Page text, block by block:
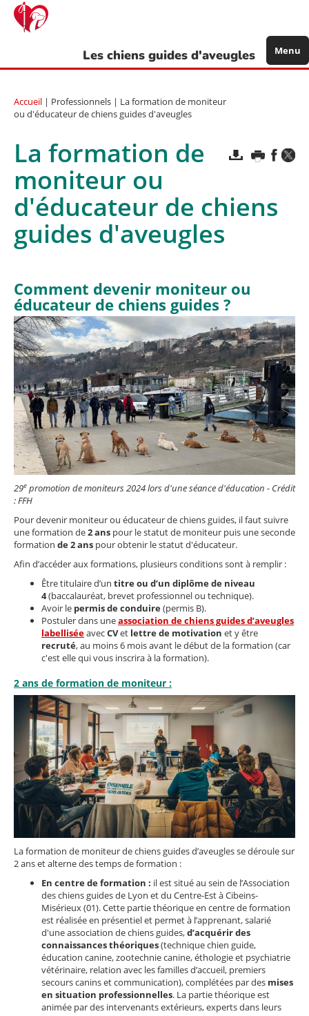
Aller
contenu
Les chiens guides d'aveugles Menu
Accueil | Professionnels | La formation de moniteur
ou d'éducateur de chiens guides d'aveugles
La formation de
moniteur ou
d'éducateur de chiens
guides d'aveugles
Comment devenir moniteur ou
éducateur de chiens guides ?
29e promotion de moniteurs 2024 lors d'une séance d'éducation - Crédit
: FFH
Pour devenir moniteur ou éducateur de chiens guides, il faut suivre
une formation de2 ans pour le statut de moniteur puis une seconde
formation de 2 ans pour obtenir le statut d'éducateur.
Afin d’accéder aux formations, plusieurs conditions sont à remplir :
Être titulaire d’un titre ou d’un diplôme de niveau
4(baccalauréat, brevet professionnel ou technique).
Avoir le permis de conduire(permis B).
Postuler dans uneassociation de chiens guides d’aveugles
labelliséeavecCVet lettre de motivation et y être
recruté, au moins 6 mois avant le début de la formation (car
c'est elle qui vous inscrira à la formation).
2 ans de formation de moniteur :
La formation de moniteur de chiens guides d’aveugles se déroule sur
2 ans et alterne des temps de formation :
En centre de formation : il est situé au sein de l’Association
des chiens guides de Lyon et du Centre-Est à Cibeins-
Misérieux (01). Cette partie théorique en centre de formation
est réalisée en présentiel et permet à l’apprenant, salarié
d'une association de chiens guides,d’acquérir des
connaissances théoriques(technique chien guide,
éducation canine, zootechnie canine, éthologie et psychiatrie
vétérinaire, relation avec les familles d’accueil, premiers
secours canins et communication), complétées par des mises
en situation professionnelles. La partie théorique est
animée par des intervenants extérieurs, experts dans leurs